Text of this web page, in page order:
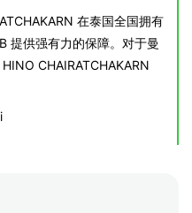
在泰国全国拥有
提供强有力的保障。对于曼
CHAIRATCHAKARN